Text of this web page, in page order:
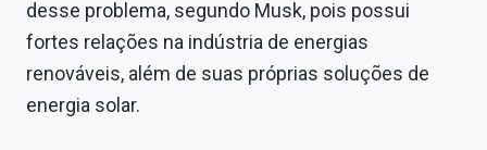
desse problema, segundo Musk, pois possui
fortes relações na indústria de energias
renováveis, além de suas próprias soluções de
energia solar.